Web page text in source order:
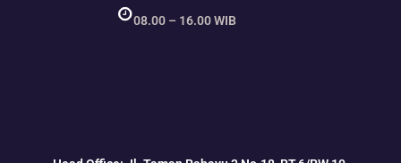
08.00 – 16.00 WIB